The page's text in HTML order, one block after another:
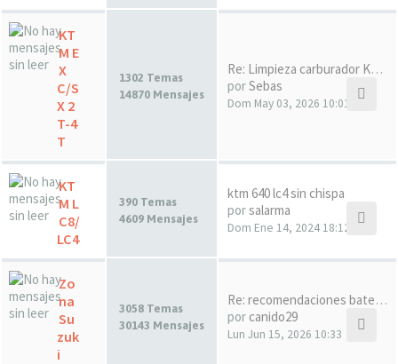
KT
M E
X
C/S
X 2
T-4
T
1302 Temas
14870 Mensajes
Re: Limpieza carburador KTM E…
porSebas
Dom May 03, 2026 10:01
KT
M L
C8/
LC4
390 Temas
4609 Mensajes
ktm 640 lc4 sin chispa
porsalarma
Dom Ene 14, 2024 18:12
Zo
na
Su
zuk
i
3058 Temas
30143 Mensajes
Re: recomendaciones baterias …
por canido29
Lun Jun 15, 2026 10:33